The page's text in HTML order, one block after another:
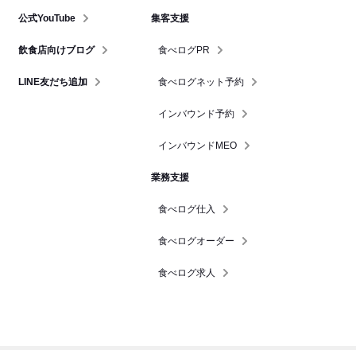
公式YouTube
飲食店向けブログ
LINE友だち追加
集客支援
食べログPR
食べログネット予約
インバウンド予約
インバウンドMEO
業務支援
食べログ仕入
食べログオーダー
食べログ求人